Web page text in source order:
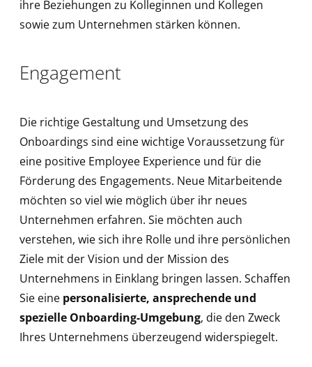
ihre Beziehungen zu Kolleginnen und Kollegen
sowie zum Unternehmen stärken können.
Engagement
Die richtige Gestaltung und Umsetzung des
Onboardings sind eine wichtige Voraussetzung für
eine positive Employee Experience und für die
Förderung des Engagements. Neue Mitarbeitende
möchten so viel wie möglich über ihr neues
Unternehmen erfahren. Sie möchten auch
verstehen, wie sich ihre Rolle und ihre persönlichen
Ziele mit der Vision und der Mission des
Unternehmens in Einklang bringen lassen. Schaffen
Sie eine personalisierte, ansprechende und
spezielle Onboarding-Umgebung, die den Zweck
Ihres Unternehmens überzeugend widerspiegelt.